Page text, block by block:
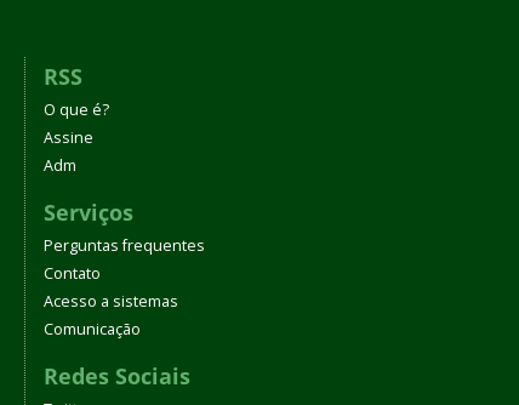
RSS
O que é?
Assine
Adm
Serviços
Perguntas frequentes
Contato
Acesso a sistemas
Comunicação
Redes Sociais